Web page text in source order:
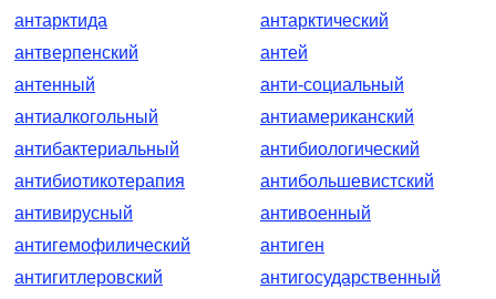
антарктида
антарктический
антверпенский
антей
антенный
анти-социальный
антиалкогольный
антиамериканский
антибактериальный
антибиологический
антибиотикотерапия
антибольшевистский
антивирусный
антивоенный
антигемофилический
антиген
антигитлеровский
антигосударственный